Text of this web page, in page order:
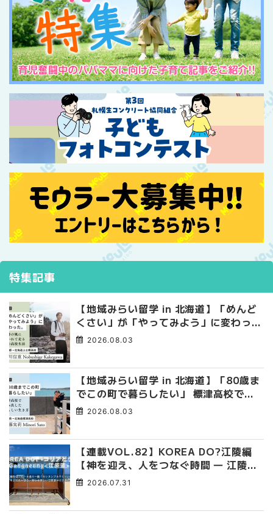
特集記事
【地域みらい留学 in 北海道】「めんど
くさい」が「やってみよう」に変わっ
た。 十勝の風に吹かれて走る、僕の泥
2026.08.03
【地域みらい留学 in 北海道】「80歳ま
でこの町で暮らしたい」 標津高校で踏
み出した、私らしい生き方
2026.08.03
【連載VOL.82】KOREA DO?江陵編
【神を迎え、人をつなぐ時間 ― 江陵端
午祭 】
2026.07.31